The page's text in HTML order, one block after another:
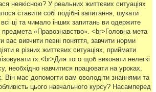
неякісною? У реальних життєвих ситуаціях
ставити собі подібні запитання, шукати
всі ці та чимало інших запитань ви одержите
предмета «Правознавство». <br>Головна мета
вас вивчити певні поняття, завчити норми
в різних життєвих ситуаціях, приймати
їх.<br>Для того щоб виконати нелегкі
необхідно навчитися працювати на уроках,
Він має допомогти вам оволодіти знаннями та
цього навчального курсу? Насамперед